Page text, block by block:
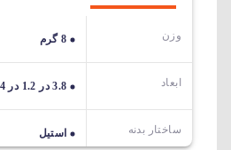
وزن 8 گرم
ابعاد 3.8 در 1.2 در 0.4 سانتی‌متر
ساختار بدنه استیل